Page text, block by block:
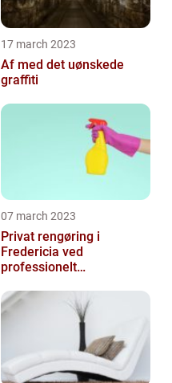
17 march 2023
Af med det uønskede
graffiti
07 march 2023
Privat rengøring i
Fredericia ved
professionelt